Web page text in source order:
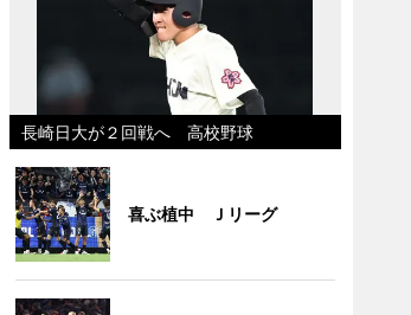
長崎日大が２回戦へ 高校野球
喜ぶ植中 Ｊリーグ